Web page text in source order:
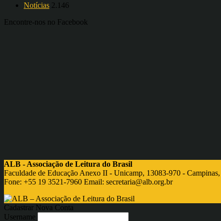
Notícias 2.146
Encontre-nos no Facebook
ALB - Associação de Leitura do Brasil
Faculdade de Educação Anexo II - Unicamp, 13083-970 - Campinas,
Fone: +55 19 3521-7960 Email: secretaria@alb.org.br
Cadastrar Nova Conta
Username